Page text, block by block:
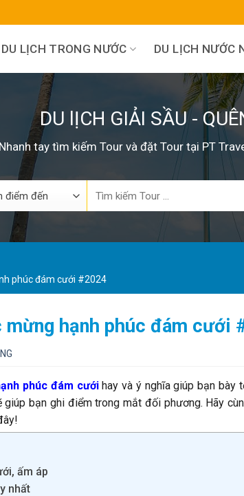
DU LỊCH TRONG NƯỚC DU LỊCH NƯỚC
DU lỊCH GIẢI SẦU -
Nhanh tay tìm kiếm Tour và đặt Tour tại PT
phúc đám cưới #2024
hạnh phúc đám cưới
phúc đám cưới hay và ý nghĩa giúp bạn bày
bạn ghi điểm trong mắt đối phương. Hãy
ấm áp
nhất